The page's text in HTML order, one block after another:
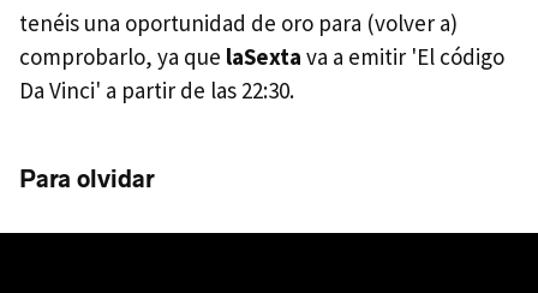
tenéis una oportunidad de oro para (volver a)
comprobarlo, ya que laSexta va a emitir 'El código
Da Vinci' a partir de las 22:30.
Para olvidar